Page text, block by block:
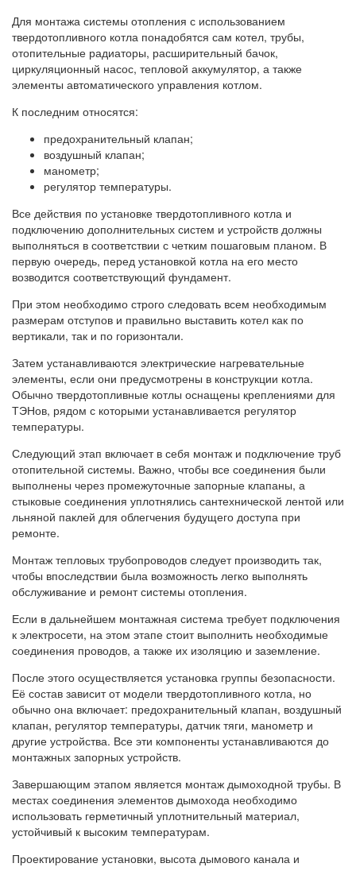
Для монтажа системы отопления с использованием
твердотопливного котла понадобятся сам котел, трубы,
отопительные радиаторы, расширительный бачок,
циркуляционный насос, тепловой аккумулятор, а также
элементы автоматического управления котлом.
К последним относятся:
предохранительный клапан;
воздушный клапан;
манометр;
регулятор температуры.
Все действия по установке твердотопливного котла и
подключению дополнительных систем и устройств должны
выполняться в соответствии с четким пошаговым планом. В
первую очередь, перед установкой котла на его место
возводится соответствующий фундамент.
При этом необходимо строго следовать всем необходимым
размерам отступов и правильно выставить котел как по
вертикали, так и по горизонтали.
Затем устанавливаются электрические нагревательные
элементы, если они предусмотрены в конструкции котла.
Обычно твердотопливные котлы оснащены креплениями для
ТЭНов, рядом с которыми устанавливается регулятор
температуры.
Следующий этап включает в себя монтаж и подключение труб
отопительной системы. Важно, чтобы все соединения были
выполнены через промежуточные запорные клапаны, а
стыковые соединения уплотнялись сантехнической лентой или
льняной паклей для облегчения будущего доступа при
ремонте.
Монтаж тепловых трубопроводов следует производить так,
чтобы впоследствии была возможность легко выполнять
обслуживание и ремонт системы отопления.
Если в дальнейшем монтажная система требует подключения
к электросети, на этом этапе стоит выполнить необходимые
соединения проводов, а также их изоляцию и заземление.
После этого осуществляется установка группы безопасности.
Её состав зависит от модели твердотопливного котла, но
обычно она включает: предохранительный клапан, воздушный
клапан, регулятор температуры, датчик тяги, манометр и
другие устройства. Все эти компоненты устанавливаются до
монтажных запорных устройств.
Завершающим этапом является монтаж дымоходной трубы. В
местах соединения элементов дымохода необходимо
использовать герметичный уплотнительный материал,
устойчивый к высоким температурам.
Проектирование установки, высота дымового канала и